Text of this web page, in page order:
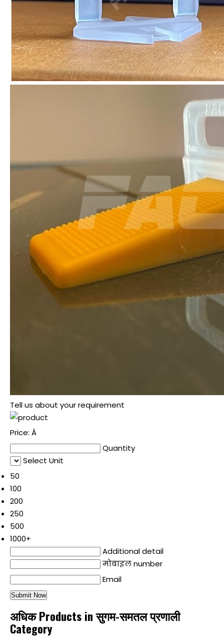
Tell us about your requirement
Price: Â
Quantity
Select Unit
50
100
200
250
500
1000+
Additional detail
मोबाइल number
Email
अधिक Products in सुगम-समतल प्रणाली
Category